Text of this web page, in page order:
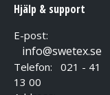
Hjälp & support
E-post:
info@swetex.se
Telefon: 021 - 41
13 00